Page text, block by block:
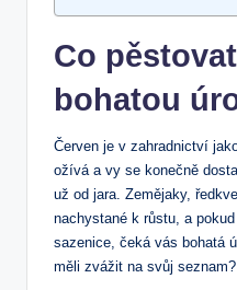
Co
bohatou
Červen je v zahradnictví
ožívá a vy se konečně
už od jara. Zemějaky,
nachystané k růstu, a
sazenice, čeká vás bohatá
měli zvážit na svůj